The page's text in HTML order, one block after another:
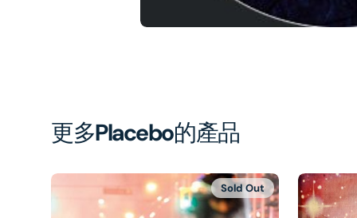
更多Placebo的產品
Sold Out